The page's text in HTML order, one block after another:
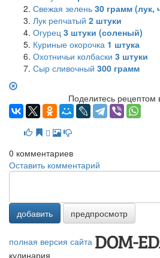
Свежая зелень 30 грамм (лук,
Лук репчатый 2 штуки
Огурец 3 штуки (соленый)
Куриные окорочка 1 штука
Охотничьи колбаски 3 штуки
Сыр сливочный 300 грамм
Поделитесь рецептом
0 комментариев
Оставить комментарий
добавить предпросмотр
полная версия сайта
кулинария